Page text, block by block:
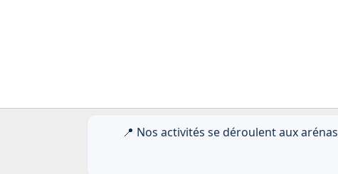
📍 Nos activités se déroulent aux arénas